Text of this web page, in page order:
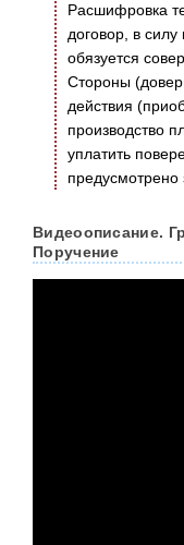
Расшифровка
договор, в
обязуется
Стороны
действия
производство
уплатить
предусмотрено
Видеоописание.
Поручение